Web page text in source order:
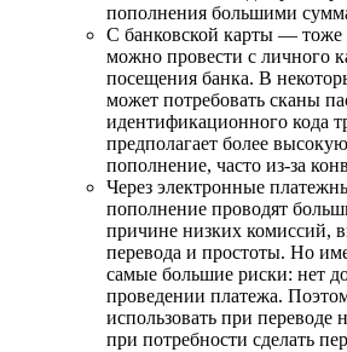
пополнения большими
С банковской карты — тоже
можно провести с личного
посещения банка. В
может потребовать сканы
идентификационного кода
предполагает более
пополнение, часто из-за
Через электронные
пополнение проводят
причине низких комиссий,
перевода и простоты. Но
самые большие риски: нет
проведении платежа.
использовать при
при потребности сделать